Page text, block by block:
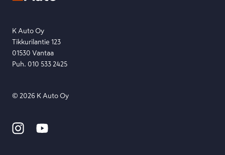
Etsi toimipiste
K Auto Oy
Tikkurilantie 123
01530 Vantaa
Puh. 010 533 2425
© 2026 K Auto Oy